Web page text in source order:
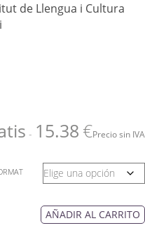
de Llengua i Cultura
- 15.38 €Precio sin IVA
AÑADIR AL CARRITO